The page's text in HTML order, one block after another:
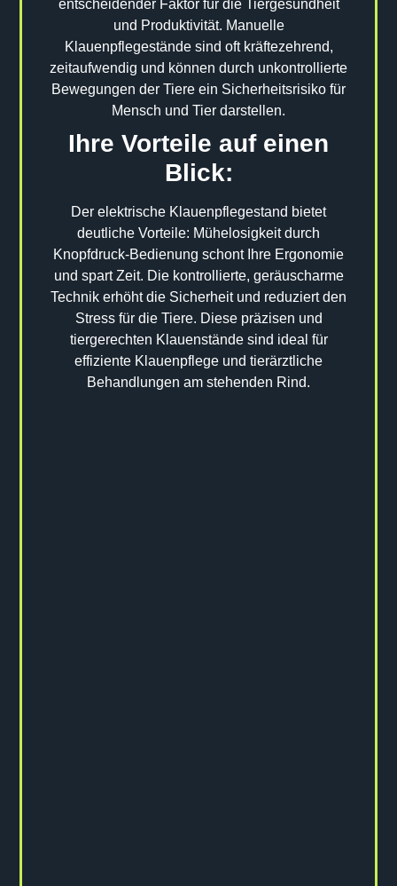
entscheidender Faktor für die Tiergesundheit
und Produktivität. Manuelle
Klauenpflegestände sind oft kräftezehrend,
zeitaufwendig und können durch unkontrollierte
Bewegungen der Tiere ein Sicherheitsrisiko für
Mensch und Tier darstellen.
Ihre Vorteile auf einen
Blick:
Der elektrische Klauenpflegestand bietet
deutliche Vorteile: Mühelosigkeit durch
Knopfdruck-Bedienung schont Ihre Ergonomie
und spart Zeit. Die kontrollierte, geräuscharme
Technik erhöht die Sicherheit und reduziert den
Stress für die Tiere. Diese präzisen und
tiergerechten Klauenstände sind ideal für
effiziente Klauenpflege und tierärztliche
Behandlungen am stehenden Rind.